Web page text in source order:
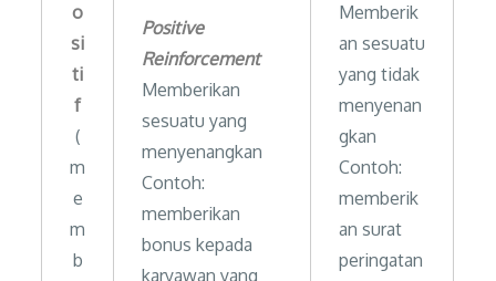
o
si
ti
f
(
m
e
m
b
Positive
Reinforcement
Memberikan
sesuatu yang
menyenangkan
Contoh:
memberikan
bonus kepada
karyawan yang
Memberik
an sesuatu
yang tidak
menyenan
gkan
Contoh:
memberik
an surat
peringatan